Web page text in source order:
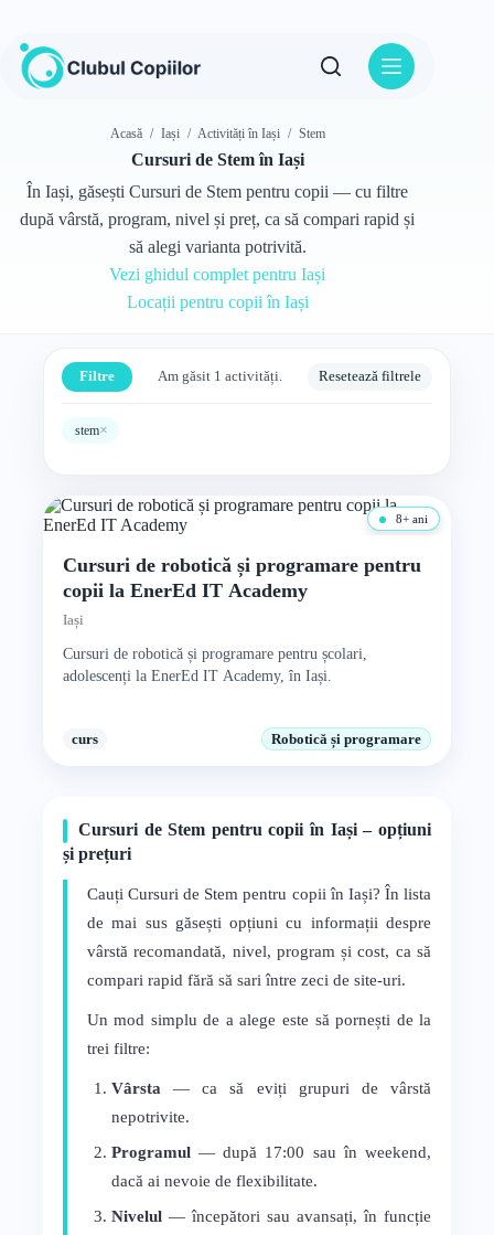
conținut
Acasă / Iași / Activități în Iași / Stem
Cursuri de Stem în Iași
În Iași, găsești Cursuri de Stem pentru copii — cu filtre
după vârstă, program, nivel și preț, ca să compari rapid și
să alegi varianta potrivită.
Vezi ghidul complet pentru Iași
Locații pentru copii în Iași
Filtre Am găsit 1 activități. Resetează filtrele
stem×
8+ ani
Cursuri de robotică și programare pentru
copii la EnerEd IT Academy
Iași
Cursuri de robotică și programare pentru școlari,
adolescenți la EnerEd IT Academy, în Iași.
curs Robotică și programare
Cursuri de Stem pentru copii în Iași – opțiuni
și prețuri
Cauți Cursuri de Stem pentru copii în Iași? În lista
de mai sus găsești opțiuni cu informații despre
vârstă recomandată, nivel, program și cost, ca să
compari rapid fără să sari între zeci de site-uri.
Un mod simplu de a alege este să pornești de la
trei filtre:
Vârsta— ca să eviți grupuri de vârstă
nepotrivite.
Programul— după 17:00 sau în weekend,
dacă ai nevoie de flexibilitate.
Nivelul— începători sau avansați, în funcție